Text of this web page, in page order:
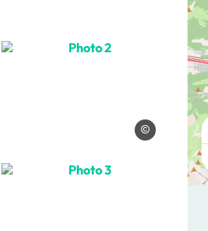
Photo 2, © Cluses Arve &
Cluses Arve &
Photo 3, © Cluses Arve &